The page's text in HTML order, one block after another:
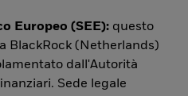
Europeo (SEE): questo
BlackRock (Netherlands)
dall'Autorità
Sede legale